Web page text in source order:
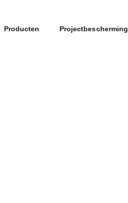
Producten Projectbescherming